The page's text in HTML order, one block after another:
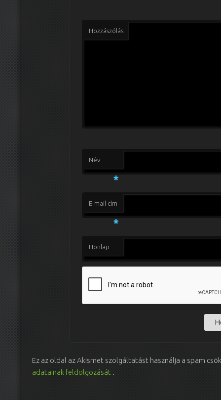
Hozzászólás
Név
*
E-mail cím
*
Honlap
Ez az oldal az Akismet szolgáltatást használja a spam
adatainak feldolgozását .